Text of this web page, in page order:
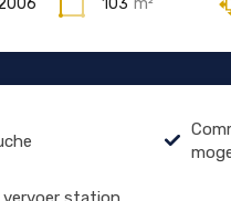
103 m²